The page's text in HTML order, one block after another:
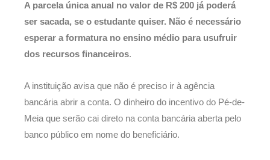
A parcela única anual no valor de R$ 200 já poderá
ser sacada, se o estudante quiser. Não é necessário
esperar a formatura no ensino médio para usufruir
dos recursos financeiros.
A instituição avisa que não é preciso ir à agência
bancária abrir a conta. O dinheiro do incentivo do Pé-de-
Meia que serão cai direto na conta bancária aberta pelo
banco público em nome do beneficiário.